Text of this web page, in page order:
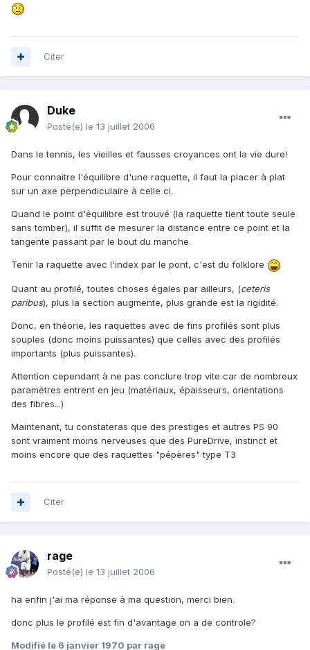
Citer
Duke
Posté(e) le 13 juillet 2006
Dans le tennis, les vieilles et fausses croyances ont la vie dure!
Pour connaitre l'équilibre d'une raquette, il faut la placer à plat
sur un axe perpendiculaire à celle ci.
Quand le point d'équilibre est trouvé (la raquette tient toute seule
sans tomber), il suffit de mesurer la distance entre ce point et la
tangente passant par le bout du manche.
Tenir la raquette avec l'index par le pont, c'est du folklore
Quant au profilé, toutes choses égales par ailleurs, (ceteris
paribus), plus la section augmente, plus grande est la rigidité.
Donc, en théorie, les raquettes avec de fins profilés sont plus
souples (donc moins puissantes) que celles avec des profilés
importants (plus puissantes).
Attention cependant à ne pas conclure trop vite car de nombreux
paramètres entrent en jeu (matériaux, épaisseurs, orientations
des fibres...)
Maintenant, tu constateras que des prestiges et autres PS 90
sont vraiment moins nerveuses que des PureDrive, instinct et
moins encore que des raquettes "pépères" type T3
Citer
rage
Posté(e) le 13 juillet 2006
ha enfin j'ai ma réponse à ma question, merci bien.
donc plus le profilé est fin d'avantage on a de controle?
Modifié le 6 janvier 1970 par rage